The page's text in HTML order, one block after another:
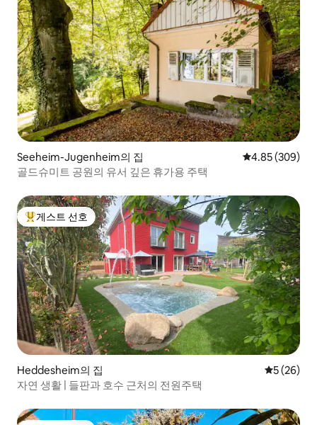
Seeheim-Jugenheim의 집 평점 4.85점(5
4.85 (309)
골드슈미트 공원의 유서 깊은 휴가용 주택
상위 게스트 선호
게스트 선호
Heddesheim의 집 평점 5점(5
5 (26)
자연 생활 | 들판과 호수 근처의 전원주택